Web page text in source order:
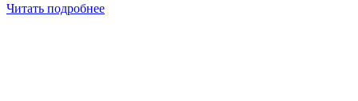
Читать подробнее